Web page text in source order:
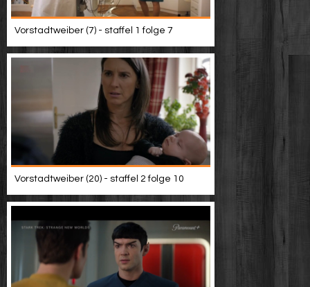
Vorstadtweiber (7) - staffel 1 folge 7
Vorstadtweiber (20) - staffel 2 folge 10